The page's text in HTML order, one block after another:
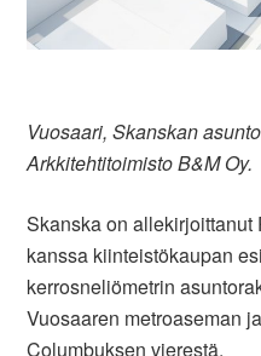
Vuosaari, Skanskan
Arkkitehtitoimisto B&M Oy.
Skanska on
kanssa kiinteistökaupan
kerrosneliömetrin
Vuosaaren metroaseman
Columbuksen vierestä.